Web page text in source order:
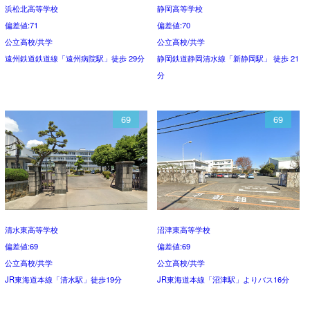
浜松北高等学校
偏差値:71
公立高校/共学
遠州鉄道鉄道線「遠州病院駅」徒歩 29分
静岡高等学校
偏差値:70
公立高校/共学
静岡鉄道静岡清水線「新静岡駅」 徒歩 21
分
69
清水東高等学校
偏差値:69
公立高校/共学
JR東海道本線「清水駅」徒歩19分
69
沼津東高等学校
偏差値:69
公立高校/共学
JR東海道本線「沼津駅」よりバス16分